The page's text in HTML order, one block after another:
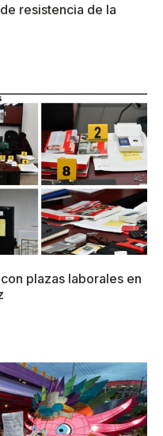
resistencia de la
plazas laborales en